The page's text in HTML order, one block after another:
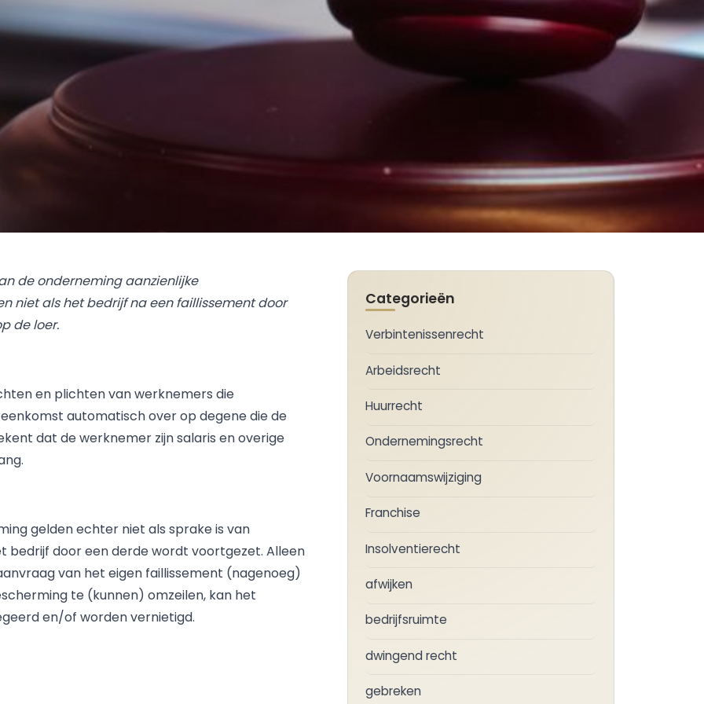
de onderneming aanzienlijke
niet als het bedrijf na een faillissement door
de loer.
en plichten van werknemers die
automatisch over op degene die de
dat de werknemer zijn salaris en overige
gelden echter niet als sprake is van
bedrijf door een derde wordt voortgezet. Alleen
van het eigen faillissement (nagenoeg)
te (kunnen) omzeilen, kan het
en/of worden vernietigd.
Categorieën
Verbintenissenrecht
Arbeidsrecht
Huurrecht
Ondernemingsrecht
Voornaamswijziging
Franchise
Insolventierecht
afwijken
bedrijfsruimte
dwingend recht
gebreken